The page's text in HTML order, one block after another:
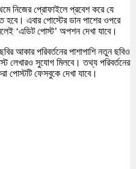
নিজের প্রোফাইলে প্রবেশ করে যে
হবে। এবার পোস্টের ডান পাশের ওপরে
‘এডিট পোস্ট’ অপশন দেখা যাবে।
আকার পরিবর্তনের পাশাপাশি নতুন ছবিও
লেখারও সুযোগ মিলবে। তথ্য পরিবর্তনের
পোস্টটি ফেসবুকে দেখা যাবে।